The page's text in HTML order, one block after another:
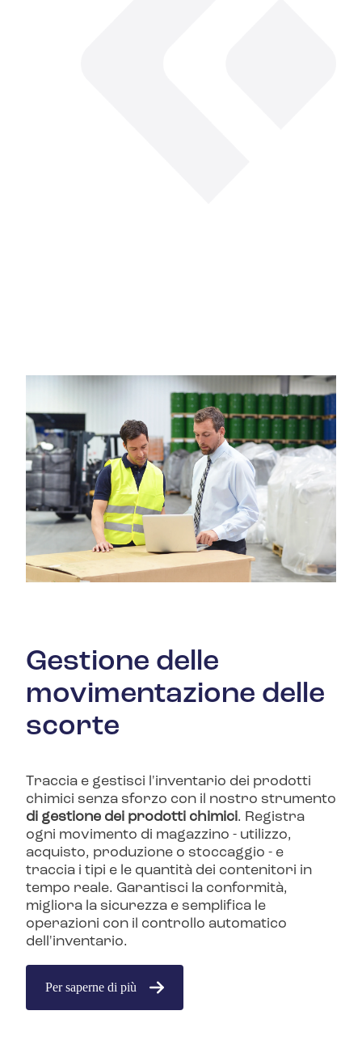
Gestione delle
movimentazione delle
scorte
Traccia e gestisci l'inventario dei prodotti
chimici senza sforzo con il nostro strumento
di gestione dei prodotti chimici. Registra
ogni movimento di magazzino - utilizzo,
acquisto, produzione o stoccaggio - e
traccia i tipi e le quantità dei contenitori in
tempo reale. Garantisci la conformità,
migliora la sicurezza e semplifica le
operazioni con il controllo automatico
dell'inventario.
Per saperne di più